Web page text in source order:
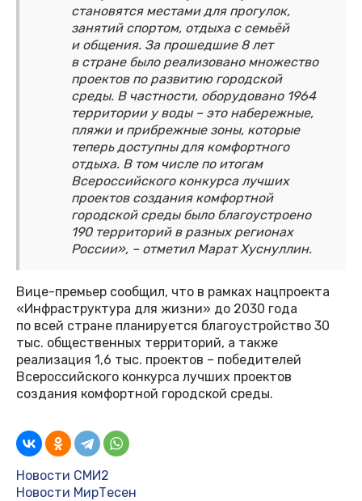
становятся местами для прогулок,
занятий спортом, отдыха с семьёй
и общения. За прошедшие 8 лет
в стране было реализовано множество
проектов по развитию городской
среды. В частности, оборудовано 1964
территории у воды – это набережные,
пляжи и прибрежные зоны, которые
теперь доступны для комфортного
отдыха. В том числе по итогам
Всероссийского конкурса лучших
проектов создания комфортной
городской среды было благоустроено
190 территорий в разных регионах
России», – отметил Марат Хуснуллин.
Вице-премьер сообщил, что в рамках нацпроекта
«Инфраструктура для жизни» до 2030 года
по всей стране планируется благоустройство 30
тыс. общественных территорий, а также
реализация 1,6 тыс. проектов – победителей
Всероссийского конкурса лучших проектов
создания комфортной городской среды.
Новости СМИ2
Новости МирТесен